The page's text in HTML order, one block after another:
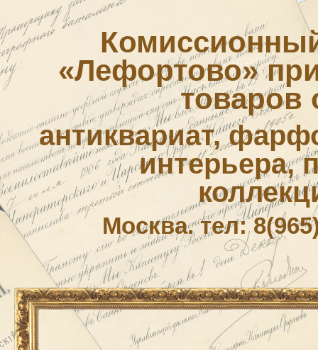
«Лефортово»
товаров
антиквариат,
интерьера,
Москва. тел: